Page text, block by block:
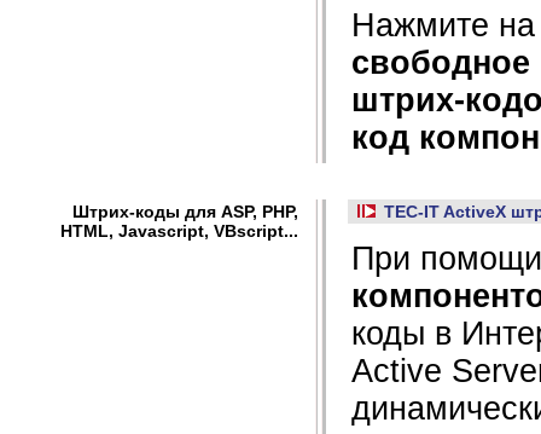
Нажмите
свободное
штрих-
код
Штрих-коды для ASP, PHP,
HTML, Javascript, VBscript...
TEC-IT ActiveX
При
коды в
Active